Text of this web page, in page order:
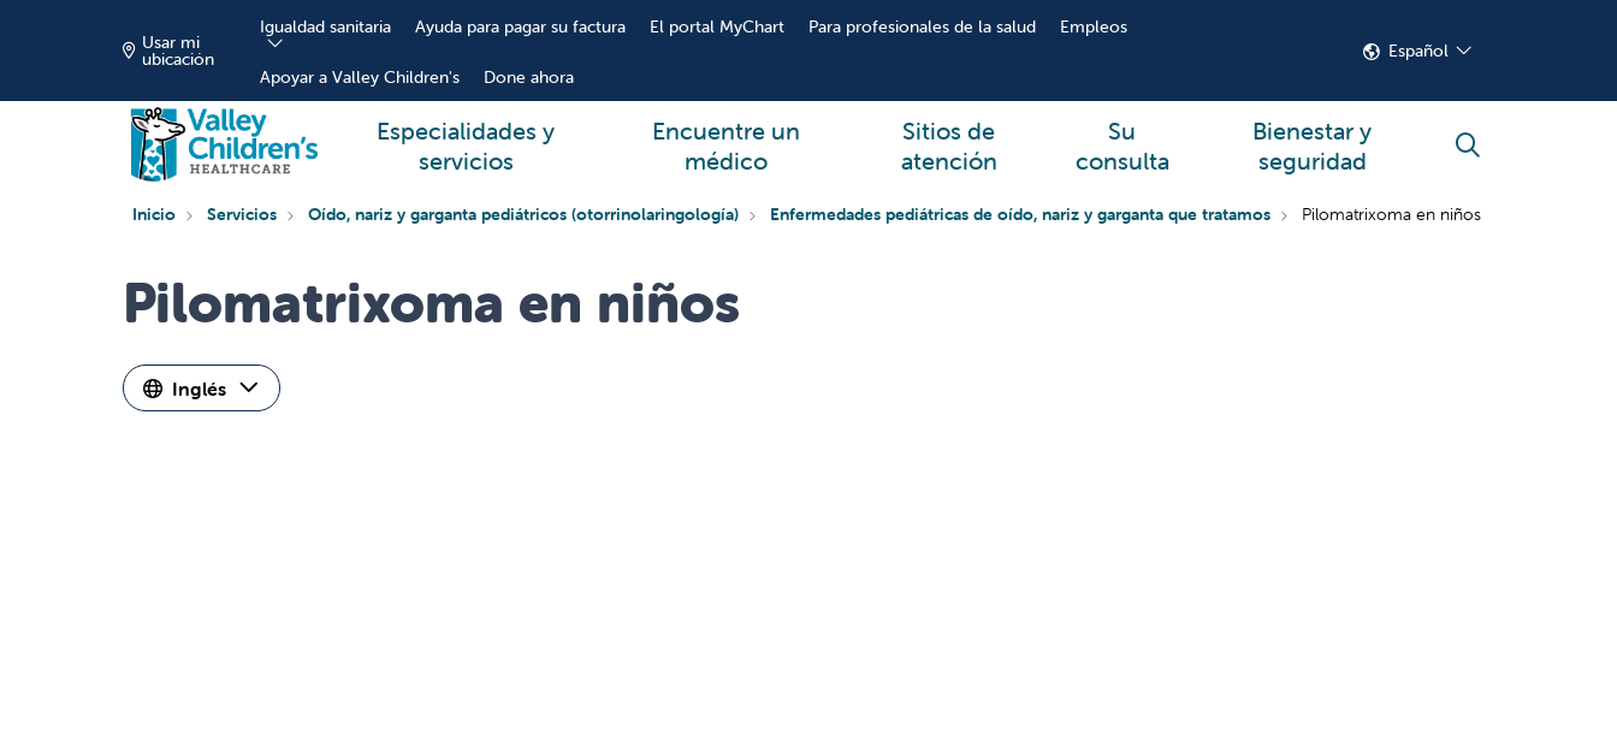
Usar mi
ubicación
Igualdad sanitaria Ayuda para pagar su factura El portal MyChart Para profesionales de la salud Empleos
Apoyar a Valley Children's Done ahora
Español
Especialidades y
servicios
Encuentre un
médico
Sitios de
atención
Su
consulta
Bienestar y
seguridad
buscar
Inicio Servicios Oído, nariz y garganta pediátricos (otorrinolaringología) Enfermedades pediátricas de oído, nariz y garganta que tratamos Pilomatrixoma en niños
Pilomatrixoma en niños
Inglés